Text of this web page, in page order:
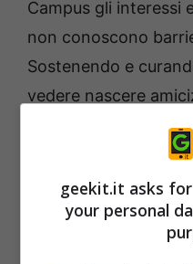
Campus gli interessi
non conoscono
Sostenendo e
vedere nascere
amori in base alle
e potrai così creare
felice e armonioso
geekit.it asks
your personal